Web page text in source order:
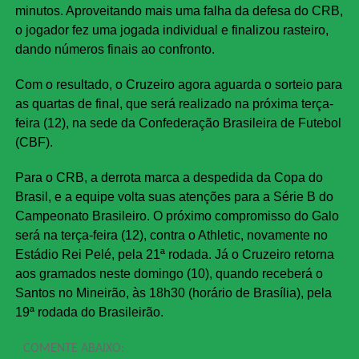
minutos. Aproveitando mais uma falha da defesa do CRB,
o jogador fez uma jogada individual e finalizou rasteiro,
dando números finais ao confronto.
Com o resultado, o Cruzeiro agora aguarda o sorteio para
as quartas de final, que será realizado na próxima terça-
feira (12), na sede da Confederação Brasileira de Futebol
(CBF).
Para o CRB, a derrota marca a despedida da Copa do
Brasil, e a equipe volta suas atenções para a Série B do
Campeonato Brasileiro. O próximo compromisso do Galo
será na terça-feira (12), contra o Athletic, novamente no
Estádio Rei Pelé, pela 21ª rodada. Já o Cruzeiro retorna
aos gramados neste domingo (10), quando receberá o
Santos no Mineirão, às 18h30 (horário de Brasília), pela
19ª rodada do Brasileirão.
COMENTE ABAIXO: